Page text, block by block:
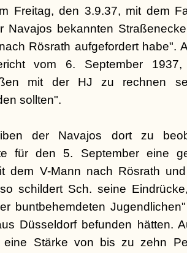
Freitag, den 3.9.37, mit dem
Navajos bekannten
Rösrath aufgefordert habe".
vom 6. September
mit der HJ zu rechnen
sollten".
der Navajos dort zu
für den 5. September eine
dem V-Mann nach Rösrath
schildert Sch. seine
buntbehemdeten
Düsseldorf befunden hätten.
eine Stärke von bis zu zehn